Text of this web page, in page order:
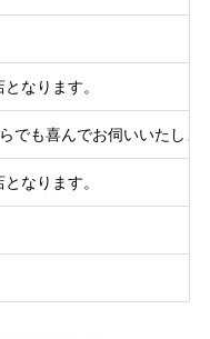
なります。
でも喜んでお伺いいたしま
なります。